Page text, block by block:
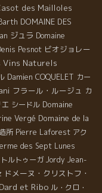
des Mailloles
DOMAINE DES
ジュラ Domaine
Pesnot ビオジョレー
Vins Naturels
Damien COQUELET カー
フラール・ルージュ カ
シードル Domaine
Vergé Domaine de la
所 Pierre Laforest アク
des Sept Lunes
ルトゥーガ Jordy Jean-
ドメーヌ・クリストフ・
et Ribo ル・クロ・